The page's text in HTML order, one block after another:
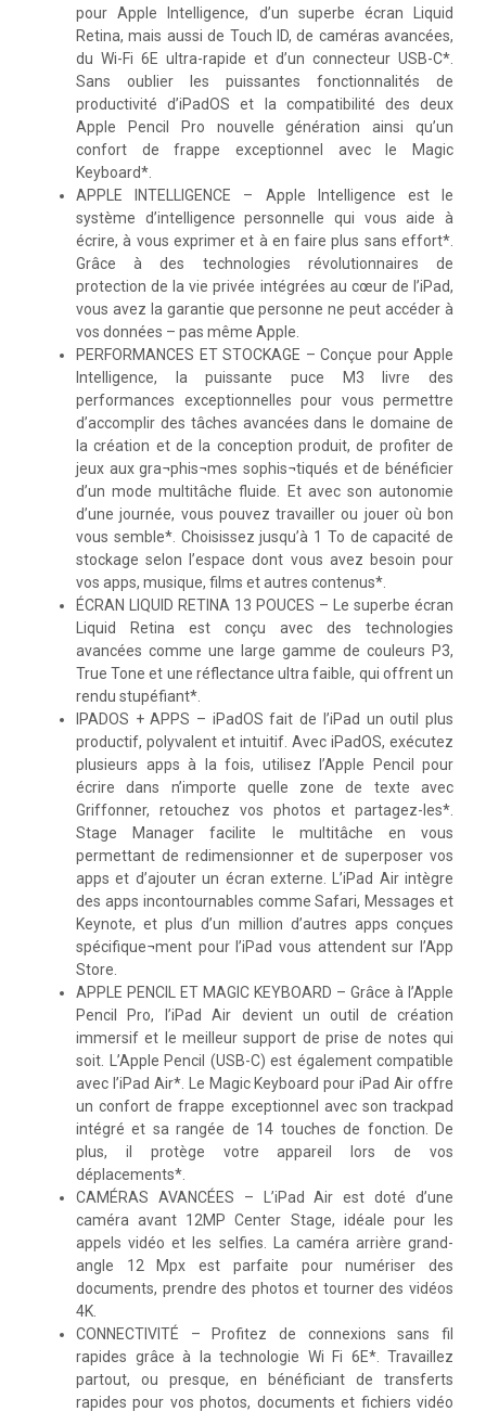
pour Apple Intelligence, d’un superbe écran Liquid
Retina, mais aussi de Touch ID, de caméras avancées,
du Wi-Fi 6E ultra-rapide et d’un connecteur USB-C*.
Sans oublier les puissantes fonctionnalités de
productivité d’iPadOS et la compatibilité des deux
Apple Pencil Pro nouvelle génération ainsi qu’un
confort de frappe exceptionnel avec le Magic
Keyboard*.
APPLE INTELLIGENCE – Apple Intelligence est le
système d’intelligence personnelle qui vous aide à
écrire, à vous exprimer et à en faire plus sans effort*.
Grâce à des technologies révolutionnaires de
protection de la vie privée intégrées au cœur de l’iPad,
vous avez la garantie que personne ne peut accéder à
vos données – pas même Apple.
PERFORMANCES ET STOCKAGE – Conçue pour Apple
Intelligence, la puissante puce M3 livre des
performances exceptionnelles pour vous permettre
d’accomplir des tâches avancées dans le domaine de
la création et de la conception produit, de profiter de
jeux aux gra¬phis¬mes sophis¬tiqués et de bénéficier
d’un mode multitâche fluide. Et avec son autonomie
d’une journée, vous pouvez travailler ou jouer où bon
vous semble*. Choisissez jusqu’à 1 To de capacité de
stockage selon l’espace dont vous avez besoin pour
vos apps, musique, films et autres contenus*.
ÉCRAN LIQUID RETINA 13 POUCES – Le superbe écran
Liquid Retina est conçu avec des technologies
avancées comme une large gamme de couleurs P3,
True Tone et une réflectance ultra faible, qui offrent un
rendu stupéfiant*.
IPADOS + APPS – iPadOS fait de l’iPad un outil plus
productif, polyvalent et intuitif. Avec iPadOS, exécutez
plusieurs apps à la fois, utilisez l’Apple Pencil pour
écrire dans n’importe quelle zone de texte avec
Griffonner, retouchez vos photos et partagez-les*.
Stage Manager facilite le multitâche en vous
permettant de redimensionner et de superposer vos
apps et d’ajouter un écran externe. L’iPad Air intègre
des apps incontournables comme Safari, Messages et
Keynote, et plus d’un million d’autres apps conçues
spécifique¬ment pour l’iPad vous attendent sur l’App
Store.
APPLE PENCIL ET MAGIC KEYBOARD – Grâce à l’Apple
Pencil Pro, l’iPad Air devient un outil de création
immersif et le meilleur support de prise de notes qui
soit. L’Apple Pencil (USB-C) est également compatible
avec l’iPad Air*. Le Magic Keyboard pour iPad Air offre
un confort de frappe exceptionnel avec son trackpad
intégré et sa rangée de 14 touches de fonction. De
plus, il protège votre appareil lors de vos
déplacements*.
CAMÉRAS AVANCÉES – L’iPad Air est doté d’une
caméra avant 12MP Center Stage, idéale pour les
appels vidéo et les selfies. La caméra arrière grand-
angle 12 Mpx est parfaite pour numériser des
documents, prendre des photos et tourner des vidéos
4K.
CONNECTIVITÉ – Profitez de connexions sans fil
rapides grâce à la technologie Wi Fi 6E*. Travaillez
partout, ou presque, en bénéficiant de transferts
rapides pour vos photos, documents et fichiers vidéo